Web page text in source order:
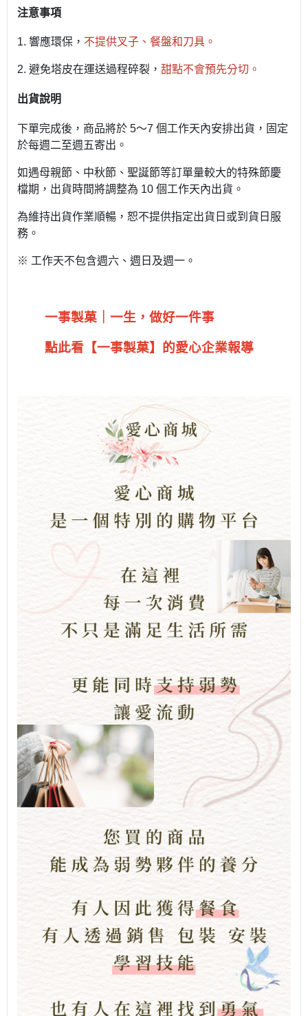
注意事項
1. 響應環保， 不提供叉子、餐盤和刀具。
2. 避免塔皮在運送過程碎裂， 甜點不會預先分切。
出貨說明
下單完成後，商品將於 5～7 個工作天內安排出貨，固定
於每週二至週五寄出。
如遇母親節、中秋節、聖誕節等訂單量較大的特殊節慶
檔期，出貨時間將調整為 10 個工作天內出貨。
為維持出貨作業順暢，恕不提供指定出貨日或到貨日服
務。
※ 工作天不包含週六、週日及週一。
一事製菓｜一生，做好一件事
點此看【一事製菓】的愛心企業報導